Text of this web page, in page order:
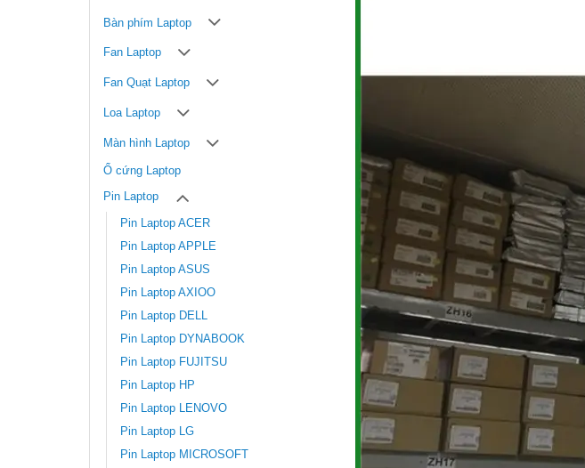
Bàn phím Laptop
Fan Laptop
Fan Quạt Laptop
Loa Laptop
Màn hình Laptop
Ổ cứng Laptop
Pin Laptop
Pin Laptop ACER
Pin Laptop APPLE
Pin Laptop ASUS
Pin Laptop AXIOO
Pin Laptop DELL
Pin Laptop DYNABOOK
Pin Laptop FUJITSU
Pin Laptop HP
Pin Laptop LENOVO
Pin Laptop LG
Pin Laptop MICROSOFT